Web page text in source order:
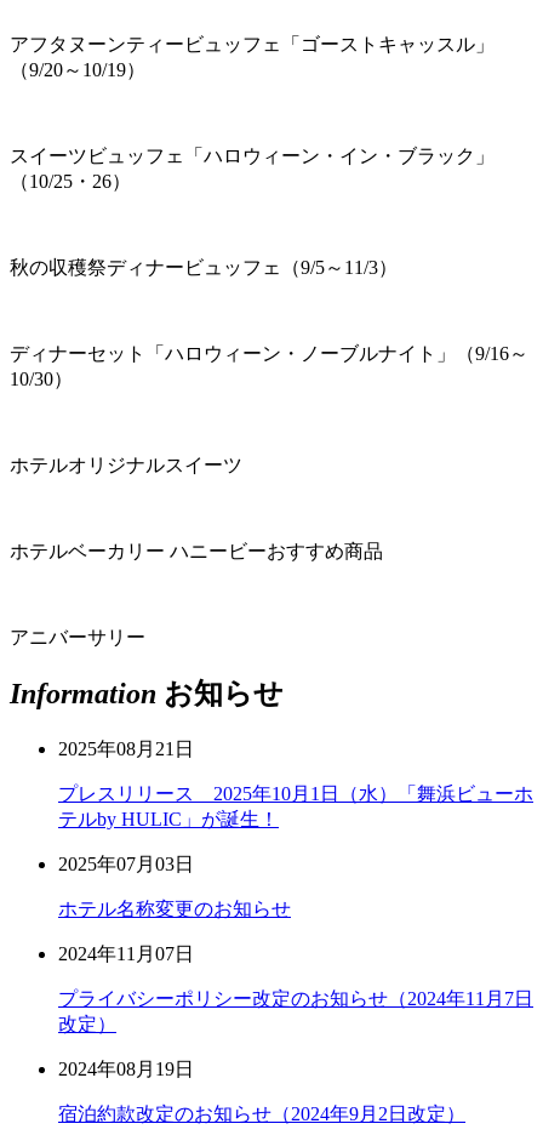
アフタヌーンティービュッフェ「ゴーストキャッスル」
（9/20～10/19）
スイーツビュッフェ「ハロウィーン・イン・ブラック」
（10/25・26）
秋の収穫祭ディナービュッフェ（9/5～11/3）
ディナーセット「ハロウィーン・ノーブルナイト」（9/16～
10/30）
ホテルオリジナルスイーツ
ホテルベーカリー ハニービーおすすめ商品
アニバーサリー
Information お知らせ
2025年08月21日
プレスリリース 2025年10月1日（水）「舞浜ビューホ
テルby HULIC」が誕生！
2025年07月03日
ホテル名称変更のお知らせ
2024年11月07日
プライバシーポリシー改定のお知らせ（2024年11月7日
改定）
2024年08月19日
宿泊約款改定のお知らせ（2024年9月2日改定）